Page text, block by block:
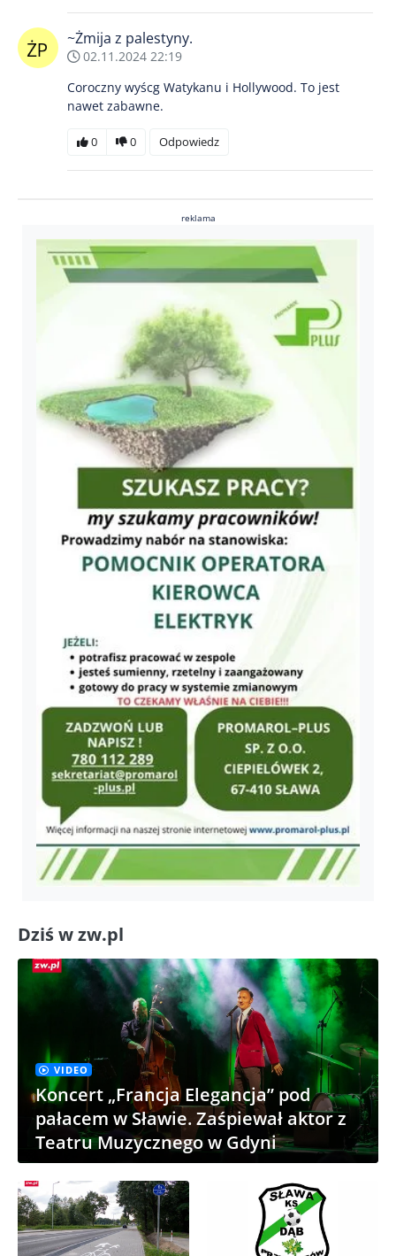
~Żmija z palestyny.
02.11.2024 22:19
Coroczny wyścg Watykanu i Hollywood. To jest
nawet zabawne.
0 0 Odpowiedz
reklama
Dziś w zw.pl
VIDEO
Koncert „Francja Elegancja” pod
pałacem w Sławie. Zaśpiewał aktor z
Teatru Muzycznego w Gdyni